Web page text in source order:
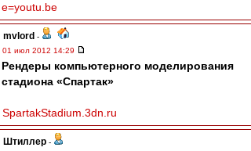
e=youtu.be
mvlord -
01 июл 2012 14:29
Рендеры компьютерного моделирования
стадиона «Спартак»
SpartakStadium.3dn.ru
Штиллер -